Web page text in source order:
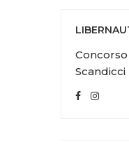
Scandicci